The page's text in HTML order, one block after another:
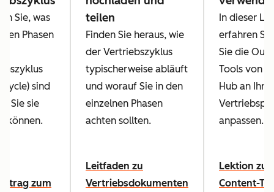
Sie, was
Phasen
Cycle) sind
Sie sie
können.
zum
teilen
Finden Sie heraus, wie
der Vertriebszyklus
typischerweise abläuft
und worauf Sie in den
einzelnen Phasen
achten sollten.
Leitfaden zu
Vertriebsdokumenten
In dieser
erfahren
Sie die
Tools von
Hub an Ihre
anpassen.
Lektion zu
Content-